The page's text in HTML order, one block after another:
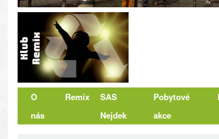
O
nás
Remix
SAS
Nejdek
Pobytové
akce